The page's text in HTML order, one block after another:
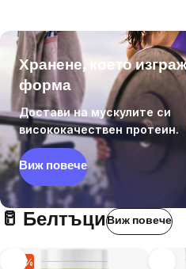
Хранене, което
форма
Достави на мускулите си
висококачествен протеин.
Виж повече
🥛 Белтъци Виж повече
–15%